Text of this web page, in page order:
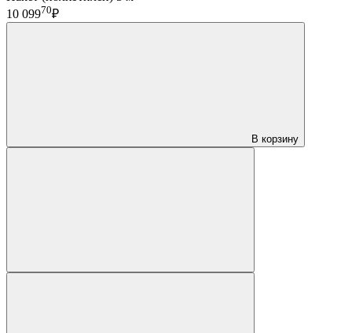
10 09970₽
В корзину